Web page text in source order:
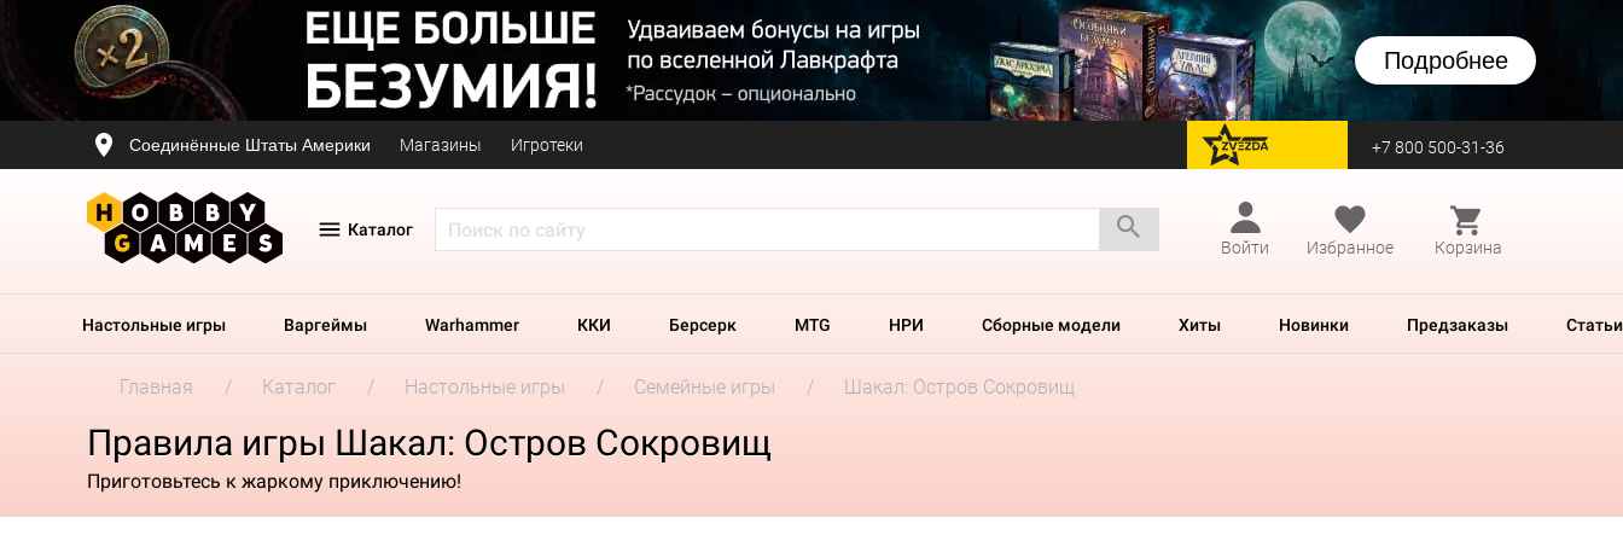
Подробнее
Соединённые Штаты Америки Магазины Игротеки перейти на Zvezda +7 800 500-31-36
Каталог
Войти
Избранное Корзина
Настольные игры Варгеймы Warhammer ККИ Берсерк MTG НРИ Сборные модели Хиты Новинки Предзаказы Статьи
Главная Каталог Настольные игры Семейные игры Шакал: Остров Сокровищ
Правила игры Шакал: Остров Сокровищ
Приготовьтесь к жаркому приключению!